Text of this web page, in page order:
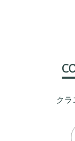
クラ